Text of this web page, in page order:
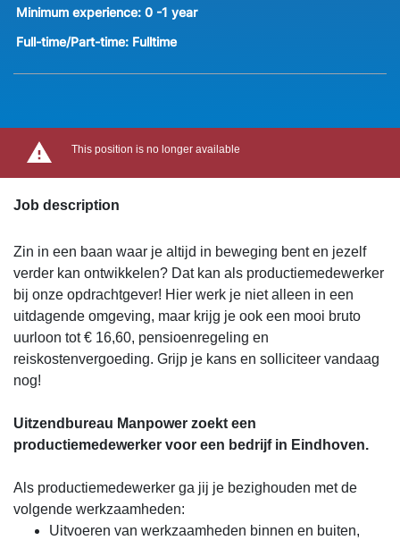
Minimum experience: 0 -1 year
Full-time/Part-time: Fulltime
This position is no longer available
Job description
Zin in een baan waar je altijd in beweging bent en jezelf
verder kan ontwikkelen? Dat kan als productiemedewerker
bij onze opdrachtgever! Hier werk je niet alleen in een
uitdagende omgeving, maar krijg je ook een mooi bruto
uurloon tot € 16,60, pensioenregeling en
reiskostenvergoeding. Grijp je kans en solliciteer vandaag
nog!
Uitzendbureau Manpower zoekt een
productiemedewerker voor een bedrijf in Eindhoven.
Als productiemedewerker ga jij je bezighouden met de
volgende werkzaamheden:
Uitvoeren van werkzaamheden binnen en buiten,